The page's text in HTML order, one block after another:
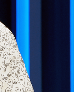
v pořadu
který
zároveň
KDU-ČSL